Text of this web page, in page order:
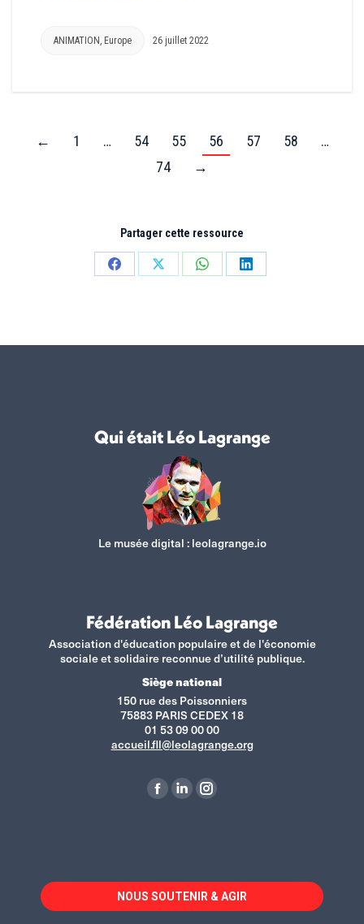
ANIMATION , Europe 26 juillet 2022
← 1 … 54 55 56 57 58
…
74
→
Partager cette ressource
PartagerPartagerPartagerPartager
Qui était Léo Lagrange
Le musée digital : leolagrange.io
Fédération Léo Lagrange
Association d'éducation populaire et de l'économie
sociale et solidaire reconnue d’utilité publique.
Siège national
150 rue des Poissonniers
75883 PARIS CEDEX 18
01 53 09 00 00
accueil.fll@leolagrange.org
La
dans
une
La
dans
une
La
dans
une
NOUS SOUTENIR & AGIR